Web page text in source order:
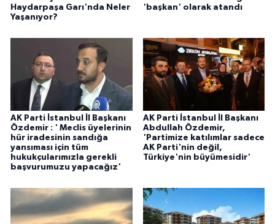
Haydarpaşa Garı'nda Neler
Yaşanıyor?
'başkan' olarak atandı
AK Parti İstanbul İl Başkanı
Özdemir : ' Meclis üyelerinin
hür iradesinin sandığa
yansıması için tüm
hukukçularımızla gerekli
başvurumuzu yapacağız'
AK Parti İstanbul İl Başkanı
Abdullah Özdemir,
'Partimize katılımlar sadece
AK Parti'nin değil,
Türkiye'nin büyümesidir'